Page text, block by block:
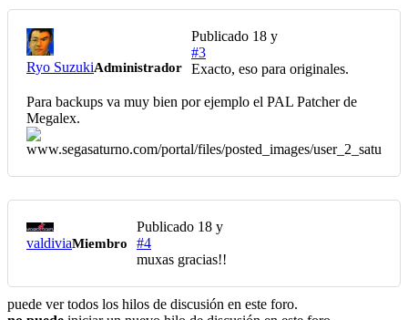
Ryo SuzukiAdministrador
Publicado 18 y
#3
Exacto, eso para originales.
Para backups va muy bien por ejemplo el PAL Patcher de
Megalex.
valdiviaMiembro
Publicado 18 y
#4
muxas gracias!!
puede ver todos los hilos de discusión en este foro.